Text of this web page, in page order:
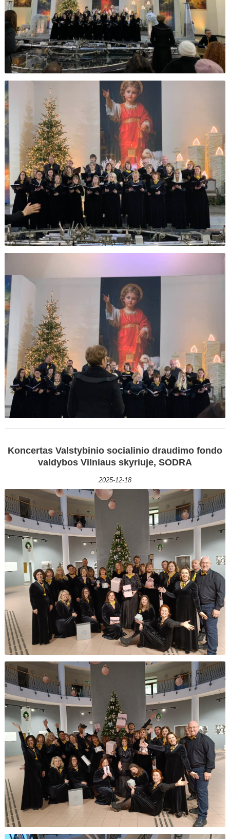
Koncertas Valstybinio socialinio draudimo fondo
valdybos Vilniaus skyriuje, SODRA
2025-12-18